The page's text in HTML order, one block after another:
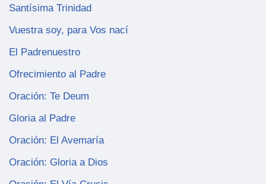
Santísima Trinidad
Vuestra soy, para Vos nací
El Padrenuestro
Ofrecimiento al Padre
Oración: Te Deum
Gloria al Padre
Oración: El Avemaría
Oración: Gloria a Dios